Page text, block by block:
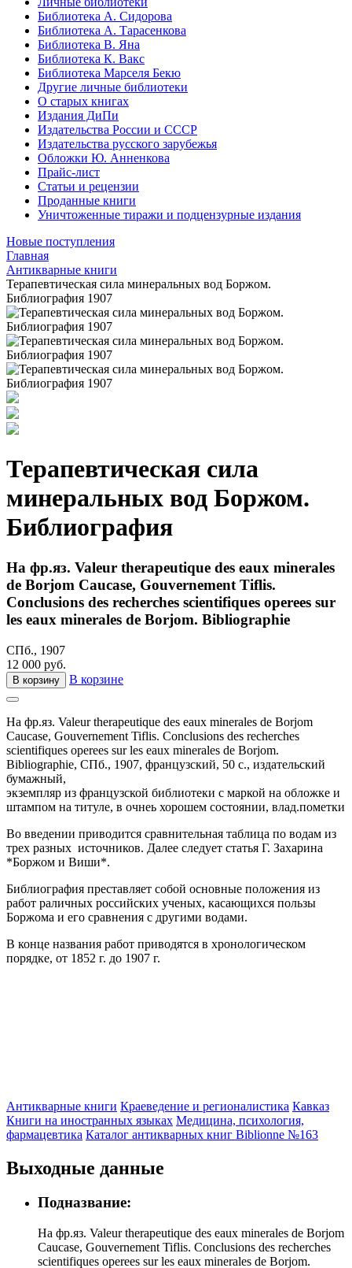
Библиотека А. Сидорова
Библиотека А. Тарасенкова
Библиотека В. Яна
Библиотека К. Вакс
Библиотека Марселя Бекю
Другие личные библиотеки
О старых книгах
Издания ДиПи
Издательства России и СССР
Издательства русского зарубежья
Обложки Ю. Анненкова
Прайс-лист
Статьи и рецензии
Проданные книги
Уничтоженные тиражи и подцензурные издания
Новые поступления
Главная
Антикварные книги
Терапевтическая сила минеральных вод Боржом.
Библиография 1907
Терапевтическая сила
минеральных вод Боржом.
Библиография
На фр.яз. Valeur therapeutique des eaux minerales
de Borjom Caucase, Gouvernement Tiflis.
Conclusions des recherches scientifiques operees sur
les eaux minerales de Borjom. Bibliographie
СПб., 1907
12 000 руб.
В корзину В корзине
На фр.яз. Valeur therapeutique des eaux minerales de Borjom
Caucase, Gouvernement Tiflis. Conclusions des recherches
scientifiques operees sur les eaux minerales de Borjom.
Bibliographie, СПб., 1907, французский, 50 с., издательский
бумажный,
экземпляр из французской библиотеки с маркой на обложке и
штампом на титуле, в очнеь хорошем состоянии, влад.пометки
Во введении приводится сравнительная таблица по водам из
трех разных источников. Далее следует статья Г. Захарина
*Боржом и Виши*.
Библиография преставляет собой основные положения из
работ раличных российских ученых, касающихся пользы
Боржома и его сравнения с другими водами.
В конце названия работ приводятся в хронологическом
порядке, от 1852 г. до 1907 г.
Антикварные книги Краеведение и регионалистика Кавказ
Книги на иностранных языках Медицина, психология,
фармацевтика Каталог антикварных книг Biblionne №163
Выходные данные
Подназвание:
На фр.яз. Valeur therapeutique des eaux minerales de Borjom
Caucase, Gouvernement Tiflis. Conclusions des recherches
scientifiques operees sur les eaux minerales de Borjom.